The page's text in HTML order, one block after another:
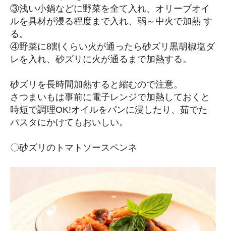
③浅い小鍋などに野菜を全て入れ、オリーブオイ
ルを具材が浸る程度まで入れ、弱～中火で加熱 す
る。
④野菜に8割くらい火が通ったら砂ズリ黒胡椒塩ダ
レを入れ、砂ズリに火が通るまで加熱する。
砂ズリを長時間加熱すると縮むので注意。
さつまいもは事前に電子レンジで加熱しておくと
時短で調理OK!オイルをパンに浸したり、茹でた
パスタにかけてもおいしい。
〇砂ズリのトマトソースペンネ